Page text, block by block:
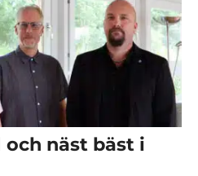
näst bäst i